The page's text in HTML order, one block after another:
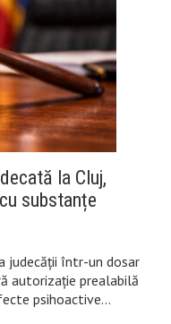
la Cluj,
substanțe
judecății într-un dosar
autorizație prealabilă
psihoactive…